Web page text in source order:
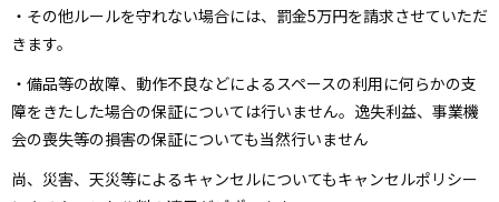
・その他ルールを守れない場合には、罰金5万円を請求させていただ
きます。
・備品等の故障、動作不良などによるスペースの利用に何らかの支
障をきたした場合の保証については行いません。逸失利益、事業機
会の喪失等の損害の保証についても当然行いません
尚、災害、天災等によるキャンセルについてもキャンセルポリシー